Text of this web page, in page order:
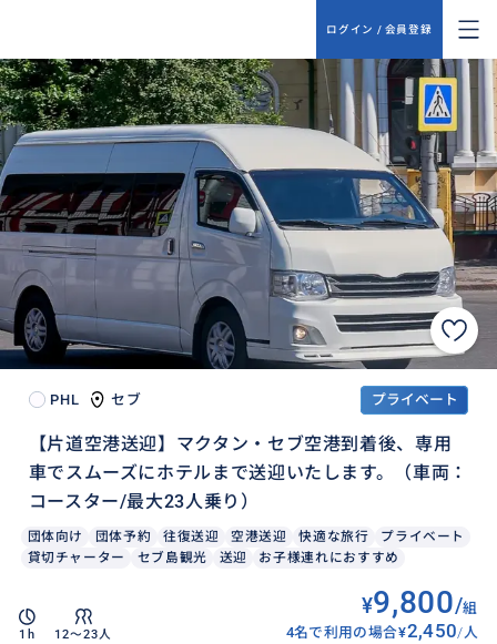
ログイン / 会員登録
PHL セブ プライベート
【片道空港送迎】マクタン・セブ空港到着後、専用
車でスムーズにホテルまで送迎いたします。（車両：
コースター/最大23人乗り）
団体向け 団体予約 往復送迎 空港送迎 快適な旅行
プライベート
貸切チャーター
セブ島観光 送迎 お子様連れにおすすめ
1h 12〜23人
¥9,800/組
4名で利用の場合¥2,450/人